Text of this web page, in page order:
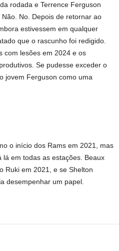
rodada e Terrence Ferguson
No. Depois de retornar ao
estivessem em qualquer
que o rascunho foi redigido.
com lesões em 2024 e os
Se pudesse exceder o
jovem Ferguson como uma
o início dos Rams em 2021, mas
lá em todas as estações. Beaux
Ruki em 2021, e se Shelton
desempenhar um papel.